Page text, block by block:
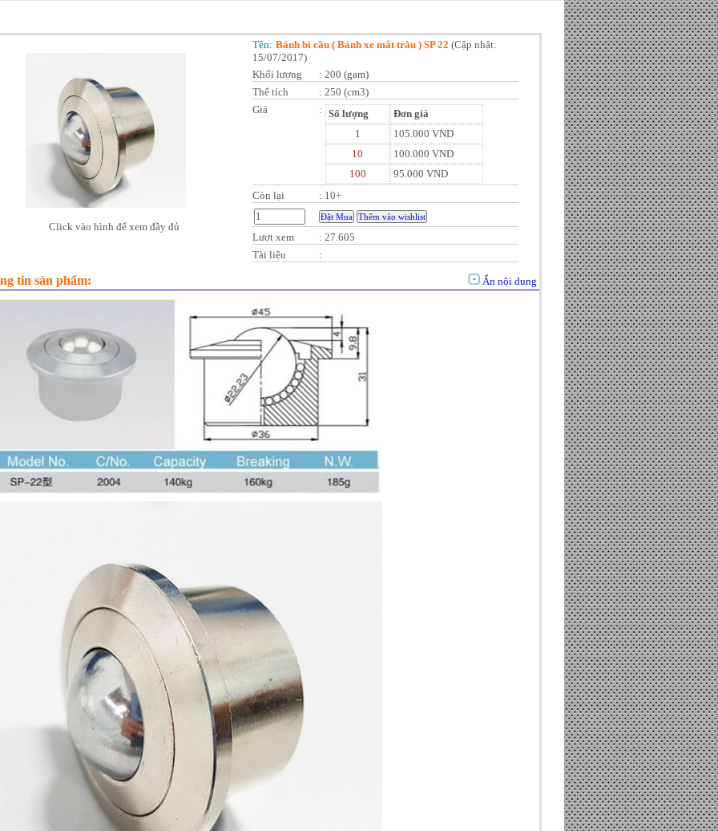
Click vào hình để xem đầy đủ
Tên: Bánh bi cầu ( Bánh xe mắt trâu ) SP 22 (Cập nhật:
15/07/2017)
Khối lượng
: 200 (gam)
Thể tích
: 250 (cm3)
Giá
: Số lượng
Đơn giá
1
105.000 VND
10
100.000 VND
100
95.000 VND
Còn lại
: 10+
Lượt xem : 27.605
Tài liệu
:
tin sản phẩm: Ẩn nội dung